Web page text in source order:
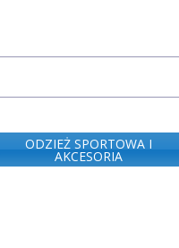
ODZIEŻ SPORTOWA I
AKCESORIA